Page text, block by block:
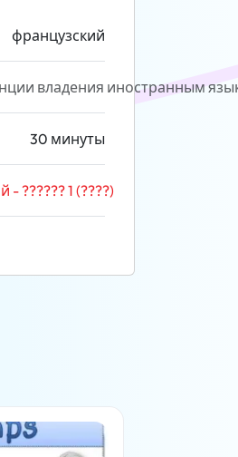
французский
владения иностранным
30 минуты
?????? 1 (????)